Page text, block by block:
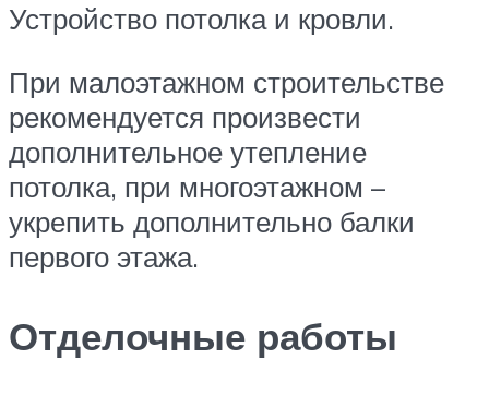
Устройство потолка и кровли.
При малоэтажном строительстве
рекомендуется произвести
дополнительное утепление
потолка, при многоэтажном –
укрепить дополнительно балки
первого этажа.
Отделочные работы